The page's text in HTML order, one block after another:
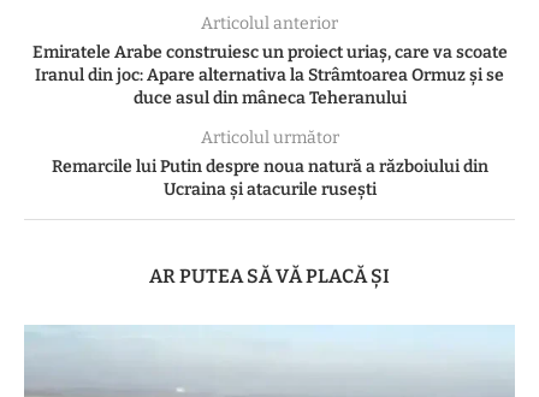
Articolul anterior
Emiratele Arabe construiesc un proiect uriaș, care va scoate
Iranul din joc: Apare alternativa la Strâmtoarea Ormuz și se
duce asul din mâneca Teheranului
Articolul următor
Remarcile lui Putin despre noua natură a războiului din
Ucraina și atacurile rusești
AR PUTEA SĂ VĂ PLACĂ ȘI